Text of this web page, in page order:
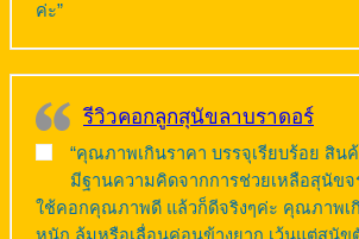
ค่ะ”
รีวิวคอกลูกสุนัขลาบราดอร์
“คุณภาพเกินราคา บรรจุเรียบร้อย สิน
มีฐานความคิดจากการช่วยเหลือสุนัขจ
ใช้คอกคุณภาพดี แล้วก็ดีจริงๆค่ะ คุณภาพเ